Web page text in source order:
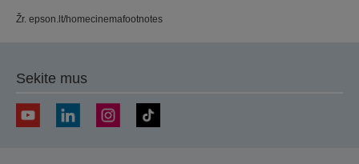
Žr. epson.lt/homecinemafootnotes
Sekite mus